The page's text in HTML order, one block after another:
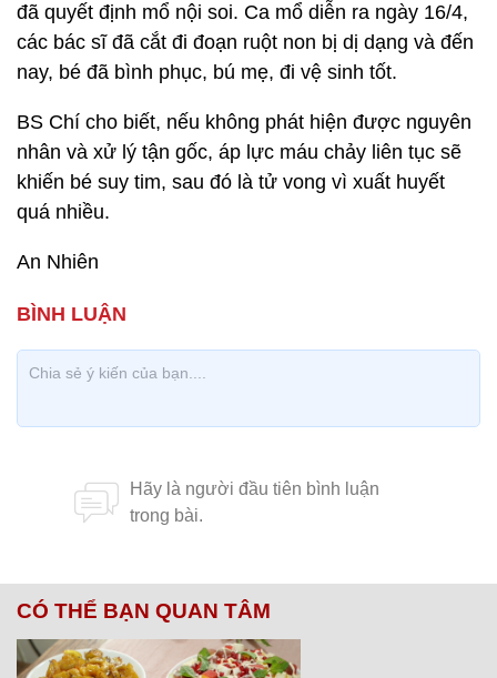
đã quyết định mổ nội soi. Ca mổ diễn ra ngày 16/4,
các bác sĩ đã cắt đi đoạn ruột non bị dị dạng và đến
nay, bé đã bình phục, bú mẹ, đi vệ sinh tốt.
BS Chí cho biết, nếu không phát hiện được nguyên
nhân và xử lý tận gốc, áp lực máu chảy liên tục sẽ
khiến bé suy tim, sau đó là tử vong vì xuất huyết
quá nhiều.
An Nhiên
CÓ THỂ BẠN QUAN TÂM